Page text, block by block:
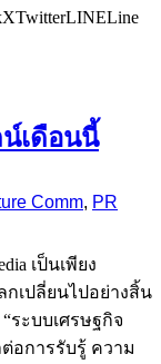
เดือนนี้
Comm, PR
เป็นเพียง
กเปลี่ยนไปอย่างสิ้น
ระบบเศรษฐกิจ
ต่อการรับรู้ ความ